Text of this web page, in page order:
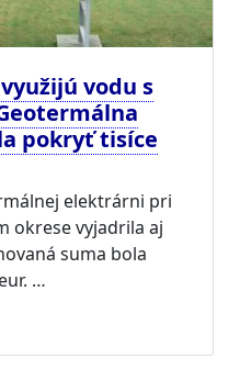
vodu s
pokryť tisíce
elektrárni pri
okrese vyjadrila aj
suma bola
…